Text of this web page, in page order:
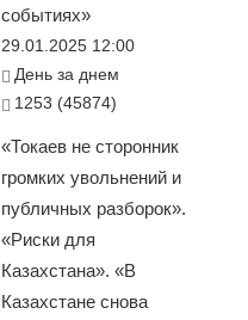
событиях»
29.01.2025 12:00
День за днем
1253 (45874)
«Токаев не сторонник
громких увольнений и
публичных разборок».
«Риски для
Казахстана». «В
Казахстане снова